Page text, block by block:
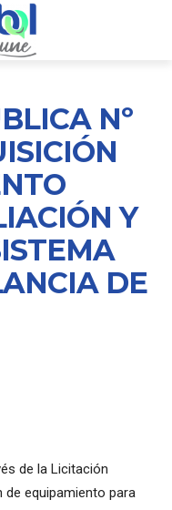
Nº
Y
DE
de la Licitación
de equipamiento para